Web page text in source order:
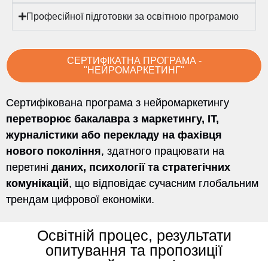
Професійної підготовки за освітною програмою
СЕРТИФІКАТНА ПРОГРАМА -
"НЕЙРОМАРКЕТИНГ"
Сертифікована програма з нейромаркетингу
перетворює бакалавра з маркетингу, ІТ,
журналістики або перекладу на фахівця
нового покоління, здатного працювати на
перетині даних, психології та стратегічних
комунікацій, що відповідає сучасним глобальним
трендам цифрової економіки.
Освітній процес, результати
опитування та пропозиції